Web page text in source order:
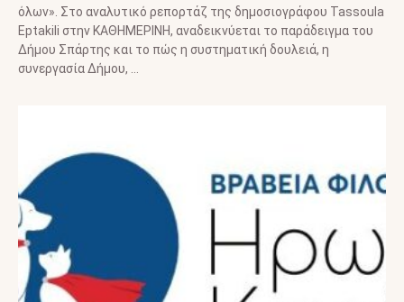
όλων». Στο αναλυτικό ρεπορτάζ της δημοσιογράφου Tassoula
Eptakili στην ΚΑΘΗΜΕΡΙΝΗ, αναδεικνύεται το παράδειγμα του
Δήμου Σπάρτης και το πώς η συστηματική δουλειά, η
συνεργασία Δήμου, …